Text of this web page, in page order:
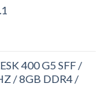
400 G5 SFF /
/ 8GB DDR4 /